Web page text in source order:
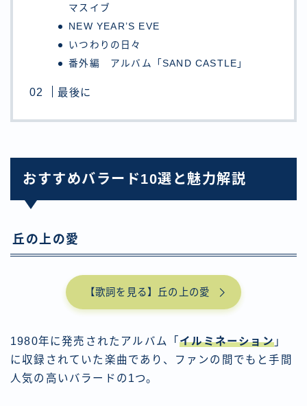
マスイブ
NEW YEAR’S EVE
いつわりの日々
番外編 アルバム「SAND CASTLE」
最後に
おすすめバラード10選と魅力解説
丘の上の愛
【歌詞を見る】丘の上の愛
1980年に発売されたアルバム「イルミネーション」
に収録されていた楽曲であり、ファンの間でもと手間
人気の高いバラードの1つ。